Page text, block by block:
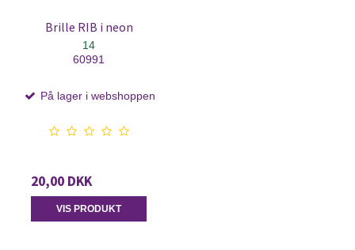
Brille RIB i neon
14
60991
På lager i webshoppen
20,00 DKK
VIS PRODUKT